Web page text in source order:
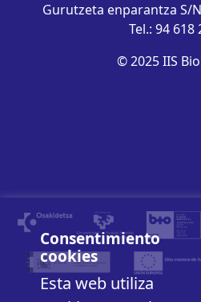
Gurutzeta enparantza S/
Tel.: 94 618
© 2025 IIS
Consentimiento
cookies
Esta web utiliza